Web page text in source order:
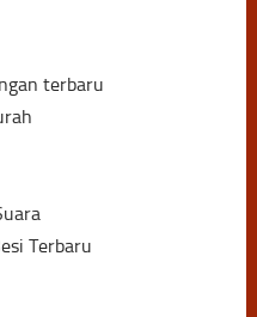
terbaru
Terbaru